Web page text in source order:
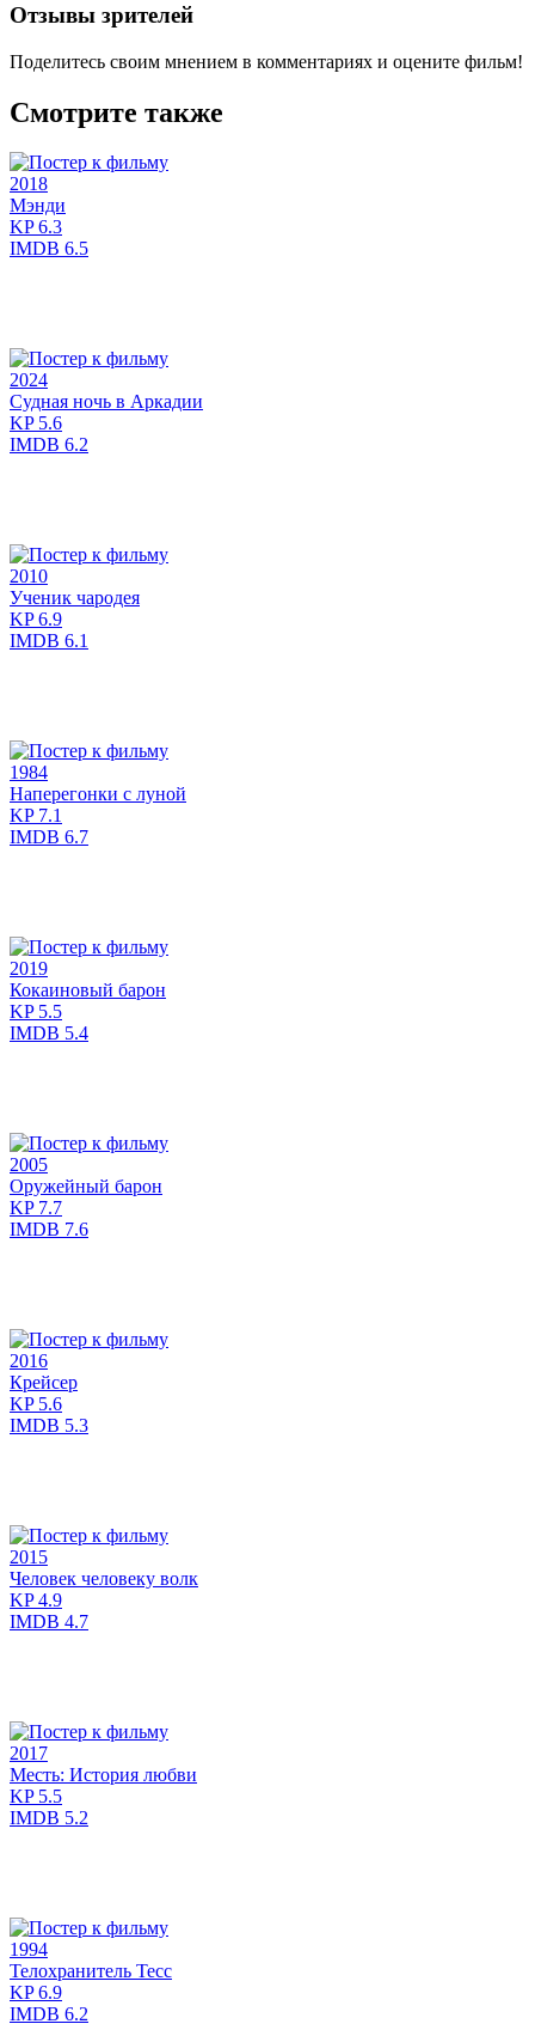
Отзывы зрителей
Поделитесь своим мнением в комментариях и оцените фильм!
Смотрите также
2018
Мэнди
KP6.3
IMDB 6.5
2024
Судная ночь в Аркадии
KP5.6
IMDB 6.2
2010
Ученик чародея
KP6.9
IMDB 6.1
1984
Наперегонки с луной
KP7.1
IMDB 6.7
2019
Кокаиновый барон
KP5.5
IMDB 5.4
2005
Оружейный барон
KP7.7
IMDB 7.6
2016
Крейсер
KP5.6
IMDB 5.3
2015
Человек человеку волк
KP4.9
IMDB 4.7
2017
Месть: История любви
KP5.5
IMDB 5.2
1994
Телохранитель Тесс
KP6.9
IMDB 6.2